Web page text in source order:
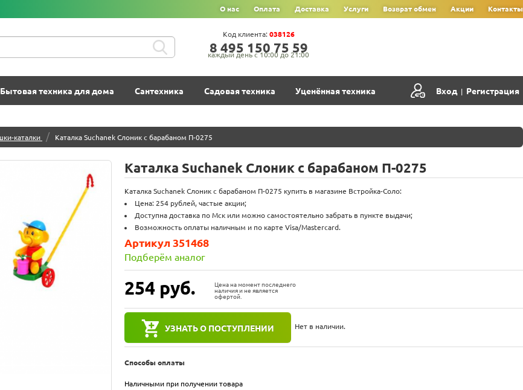
О нас Оплата Доставка Услуги Возврат обмен Акции Контакты
8‍ 4‍9‍5‍ 1‍5‍0‍ 7‍5‍ 5‍9‍
каждый день с 10:00 до 21:00
Код клиента: 038126
Бытовая техника для дома Сантехника Садовая техника Уценённая техника Вход | Регистрация
каталки / Каталка Suchanek Слоник с барабаном П-0275
Каталка Suchanek Слоник с барабаном П-0275
Каталка Suchanek Слоник с барабаном П-0275 купить в магазине Встройка-Соло:
Цена: 254 рублей, частые акции;
Доступна доставка по Мск или можно самостоятельно забрать в пункте выдачи;
Возможность оплаты наличным и по карте Visa/Mastercard.
254 руб.
Цена на момент последнего
наличия и не является
офертой.
УЗНАТЬ О ПОСТУПЛЕНИИ Нет в наличии.
Артикул 351468
Подберём аналог
Способы оплаты
Наличными при получении товара